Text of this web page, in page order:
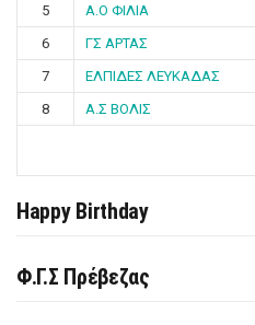
5
Α.Ο ΦΙΛΙΑ
6
ΓΣ ΑΡΤΑΣ
7
ΕΛΠΙΔΕΣ ΛΕΥΚΑΔΑΣ
8
Α.Σ ΒΟΛΙΣ
Happy Birthday
Φ.Γ.Σ Πρέβεζας